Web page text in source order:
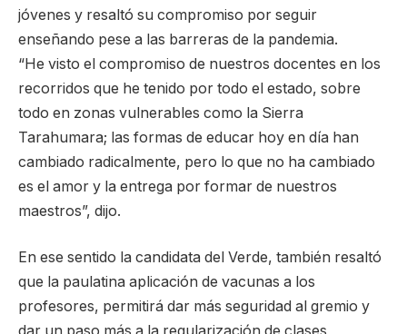
jóvenes y resaltó su compromiso por seguir
enseñando pese a las barreras de la pandemia.
“He visto el compromiso de nuestros docentes en los
recorridos que he tenido por todo el estado, sobre
todo en zonas vulnerables como la Sierra
Tarahumara; las formas de educar hoy en día han
cambiado radicalmente, pero lo que no ha cambiado
es el amor y la entrega por formar de nuestros
maestros”, dijo.
En ese sentido la candidata del Verde, también resaltó
que la paulatina aplicación de vacunas a los
profesores, permitirá dar más seguridad al gremio y